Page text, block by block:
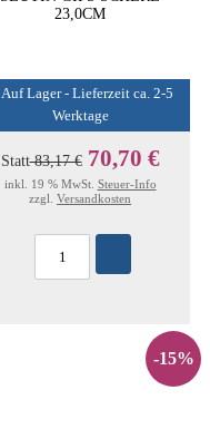
23,0CM
Auf Lager - Lieferzeit ca. 2-5
Werktage
Statt83,17 € 70,70 €
inkl. 19 % MwSt. Steuer-Info
zzgl. Versandkosten
-15%